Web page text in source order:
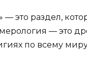
— это раздел,
— это
по всему